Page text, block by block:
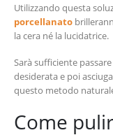
Utilizzando questa
porcellanato
la cera né la lucidatrice.
Sarà sufficiente
desiderata e poi
questo metodo
Come